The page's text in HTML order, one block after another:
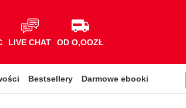
LIVE CHAT OD O,OOZŁ
Bestsellery Darmowe ebooki